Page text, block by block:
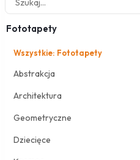
Fototapety
Wszystkie: Fototapety
Abstrakcja
Architektura
Geometryczne
Dziecięce